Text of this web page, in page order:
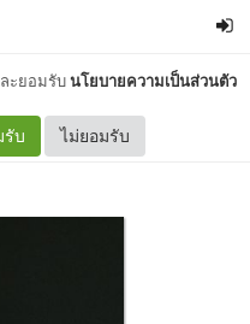
ะยอมรับนโยบายความเป็นส่วนตัว
รับ ไม่ยอมรับ